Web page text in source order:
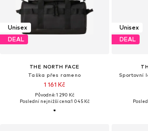
Unisex
DEAL
THE NORTH FACE
Taška přes rameno
1 161 Kč
Původně: 1 290 Kč
Poslední nejnižší cena:1 045 Kč
Unisex
DEAL
Sportovní